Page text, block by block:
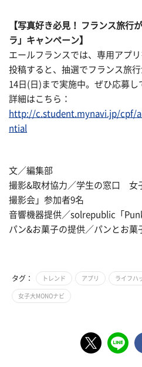
【写真好き必見！ フランス旅行
ラ」キャンペーン】
エールフランスでは、専用アプ
投稿すると、抽選でフランス旅
14日(日)まで実施中。ぜひ応募し
詳細はこちら：
http://c.student.mynavi.jp/cpf/
ntial
文／編集部
撮影&取材協力／学生の窓口 女
撮影会」参加者9名
音響機器提供／solrepublic「
パン&お菓子の提供／パンとお
タグ： トレンド アプリ ライフハ
女子大MONOナビ